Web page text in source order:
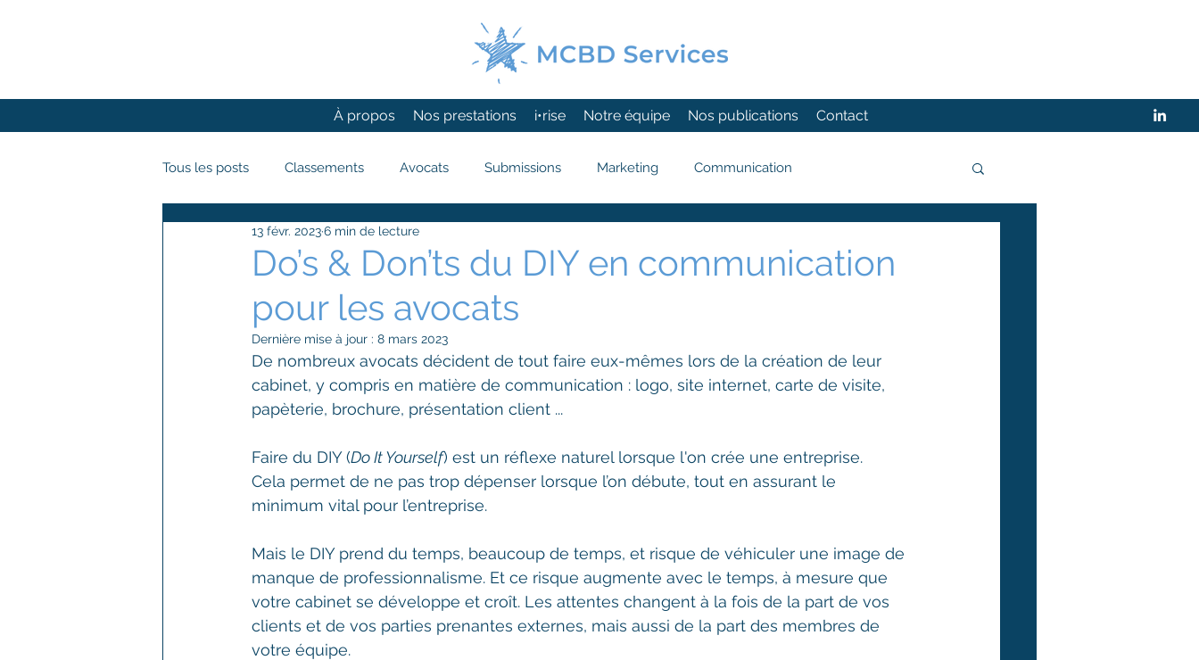
À propos Nos prestations i•rise Notre équipe Nos publications Contact
Tous les posts Classements Avocats Submissions Marketing Communication
Business Développement Newsletter
Do’s & Don’ts du DIY en communication
pour les avocats
13 févr. 20236 min de lecture
Dernière mise à jour : 8 mars 2023
De nombreux avocats décident de tout faire eux-mêmes lors de la création de leur
cabinet, y compris en matière de communication : logo, site internet, carte de visite,
papèterie, brochure, présentation client ...
Faire du DIY (Do It Yourself) est un réflexe naturel lorsque l'on crée une entreprise.
Cela permet de ne pas trop dépenser lorsque l’on débute, tout en assurant le
minimum vital pour l’entreprise.
Mais le DIY prend du temps, beaucoup de temps, et risque de véhiculer une image de
manque de professionnalisme. Et ce risque augmente avec le temps, à mesure que
votre cabinet se développe et croît. Les attentes changent à la fois de la part de vos
clients et de vos parties prenantes externes, mais aussi de la part des membres de
votre équipe.